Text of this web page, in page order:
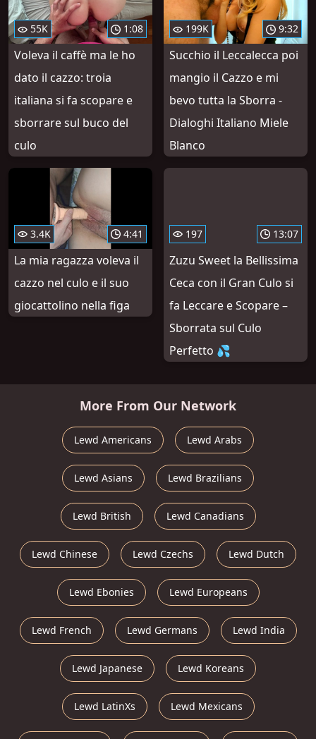
55K 1:08
Voleva il caffè ma le ho
dato il cazzo: troia
italiana si fa scopare e
sborrare sul buco del
culo
199K 9:32
Succhio il Leccalecca poi
mangio il Cazzo e mi
bevo tutta la Sborra -
Dialoghi Italiano Miele
Blanco
3.4K 4:41
La mia ragazza voleva il
cazzo nel culo e il suo
giocattolino nella figa
197 13:07
Zuzu Sweet la Bellissima
Ceca con il Gran Culo si
fa Leccare e Scopare –
Sborrata sul Culo
Perfetto 💦
More From Our Network
Lewd Americans Lewd Arabs
Lewd Asians Lewd Brazilians
Lewd British Lewd Canadians
Lewd Chinese Lewd Czechs Lewd Dutch
Lewd Ebonies Lewd Europeans
Lewd French Lewd Germans Lewd India
Lewd Japanese Lewd Koreans
Lewd LatinXs Lewd Mexicans